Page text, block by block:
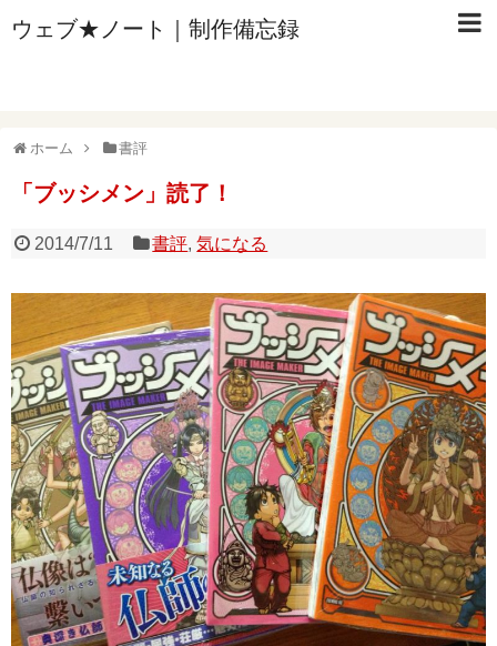
ウェブ★ノート｜制作備忘録
ホーム 書評
「ブッシメン」読了！
2014/7/11 書評,気になる